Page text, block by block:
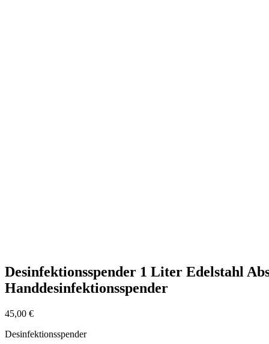
Desinfektionsspender 1 Liter Edelstahl
Handdesinfektionsspender
45,00 €
Desinfektionsspender